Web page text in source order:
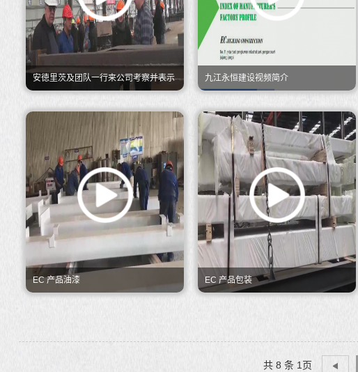
安徳里茨及团队一行来公司考察并表示 九江永恒建设视频简介
EC 产品油漆 EC 产品包装
共 8 条 1页